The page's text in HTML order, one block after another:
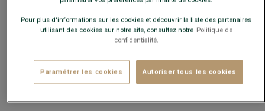
(commandez avant 14h)
30 jours pour changer d'avis !
Pour plus d'informations sur les cookies et découvrir la liste des partenaires
utilisant des cookies sur notre site, consultez notre Politique de
confidentialité.
Paramétrer les cookies Autoriser tous les cookies